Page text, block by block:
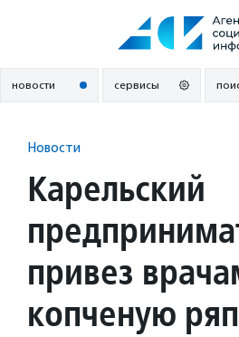
новости сервисы
Новости
Карельский
привез
копченую